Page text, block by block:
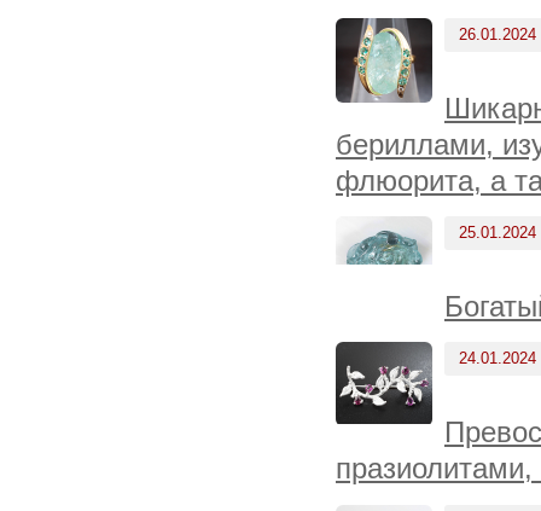
26.01.2024
бериллами,
флюорита, а
25.01.2024
24.01.2024